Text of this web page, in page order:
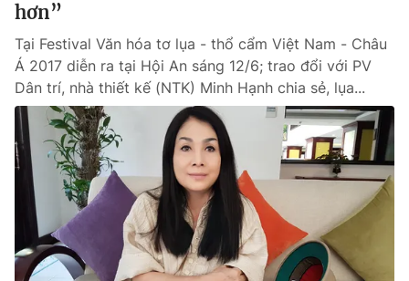
hơn”
Tại Festival Văn hóa tơ lụa - thổ cẩm Việt Nam - Châu
Á 2017 diễn ra tại Hội An sáng 12/6; trao đổi với PV
Dân trí, nhà thiết kế (NTK) Minh Hạnh chia sẻ, lụa...